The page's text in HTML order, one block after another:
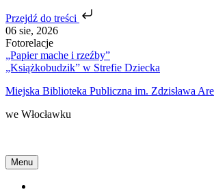
Przejdź do treści
Skip
to
content
06 sie, 2026
Fotorelacje
„Papier mache i rzeźby”
„Książkobudzik” w Strefie Dziecka
Miejska Biblioteka Publiczna im. Zdzisława
we Włocławku
Menu